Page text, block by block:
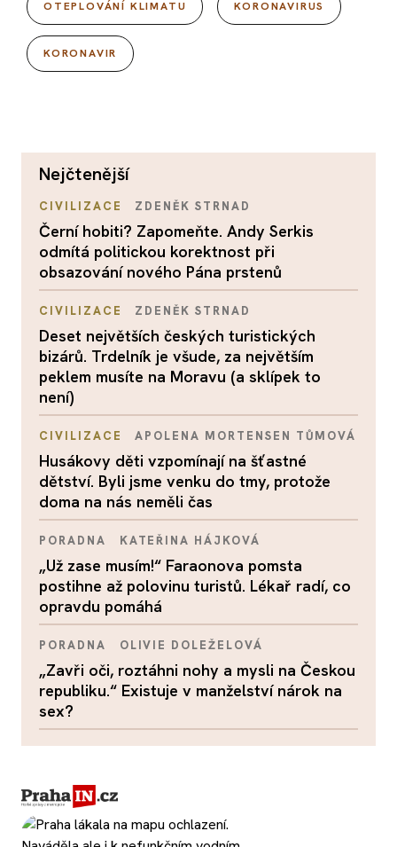
OTEPLOVÁNÍ KLIMATU KORONAVIRUS
KORONAVIR
nejčtenější
CIVILIZACE ZDENĚK STRNAD
Černí hobiti? Zapomeňte. Andy Serkis
odmítá politickou korektnost při
obsazování nového Pána prstenů
CIVILIZACE ZDENĚK STRNAD
Deset největších českých turistických
bizárů. Trdelník je všude, za největším
peklem musíte na Moravu (a sklípek to
není)
CIVILIZACE APOLENA MORTENSEN TŮMOVÁ
Husákovy děti vzpomínají na šťastné
dětství. Byli jsme venku do tmy, protože
doma na nás neměli čas
PORADNA KATEŘINA HÁJKOVÁ
„Už zase musím!“ Faraonova pomsta
postihne až polovinu turistů. Lékař radí, co
opravdu pomáhá
PORADNA OLIVIE DOLEŽELOVÁ
„Zavři oči, roztáhni nohy a mysli na Českou
republiku.“ Existuje v manželství nárok na
sex?